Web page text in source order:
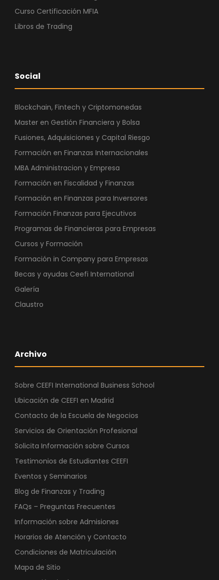
Curso Certificación MFIA
Libros de Trading
Social
Blockchain, Fintech y Criptomonedas
Master en Gestión Financiera y Bolsa
Fusiones, Adquisiciones y Capital Riesgo
Formación en Finanzas Internacionales
MBA Administracion y Empresa
Formación en Fiscalidad y Finanzas
Formación en Finanzas para Inversores
Formación Finanzas para Ejecutivos
Programas de Financieras para Empresas
Cursos y Formación
Formación in Company para Empresas
Becas y ayudas Ceefi International
Galería
Claustro
Archivo
Sobre CEEFI International Business School
Ubicación de CEEFI en Madrid
Contacto de la Escuela de Negocios
Servicios de Orientación Profesional
Solicita Información sobre Cursos
Testimonios de Estudiantes CEEFI
Eventos y Seminarios
Blog de Finanzas y Trading
FAQs – Preguntas Frecuentes
Información sobre Admisiones
Horarios de Atención y Contacto
Condiciones de Matriculación
Mapa de Sitio